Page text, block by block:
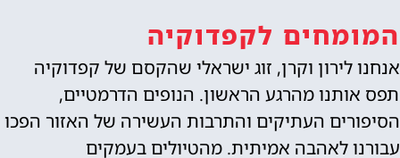
המומחים לקפדוקיה
אנחנו לירון וקרן, זוג ישראלי שהקסם של קפדוקיה
תפס אותנו מהרגע הראשון. הנופים הדרמטיים,
הסיפורים העתיקים והתרבות העשירה של האזור הפכו
עבורנו לאהבה אמיתית. מהטיולים בעמקים